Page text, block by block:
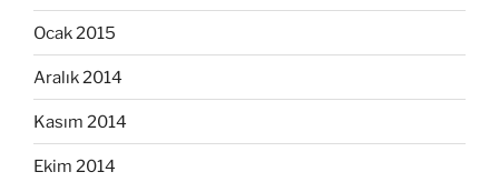
Ocak 2015
Aralık 2014
Kasım 2014
Ekim 2014